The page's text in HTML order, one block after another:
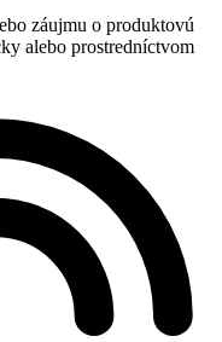
záujmu o produktovú
alebo prostredníctvom